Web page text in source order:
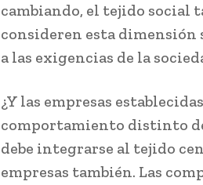
cambiando, el tejido social
consideren esta dimensión
a las exigencias de la
¿Y las empresas
comportamiento distinto
debe integrarse al tejido
empresas también. Las